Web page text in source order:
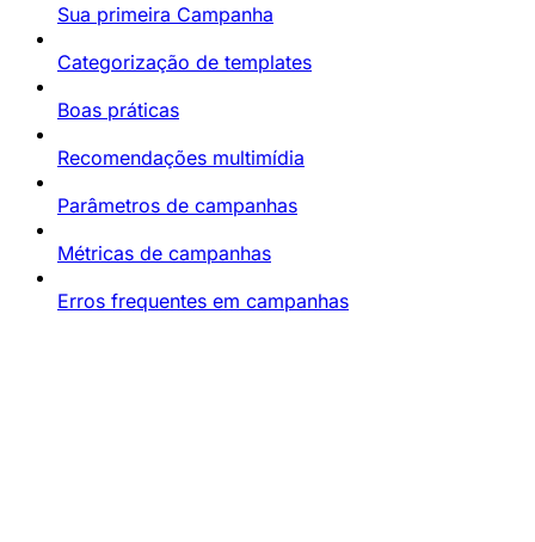
Sua primeira Campanha
Categorização de templates
Boas práticas
Recomendações multimídia
Parâmetros de campanhas
Métricas de campanhas
Erros frequentes em campanhas